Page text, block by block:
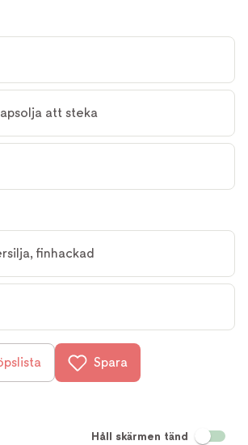
att steka
finhackad
Spara
Håll skärmen tänd